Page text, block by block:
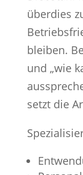
überdies
bleiben.
und „wie
setzt die